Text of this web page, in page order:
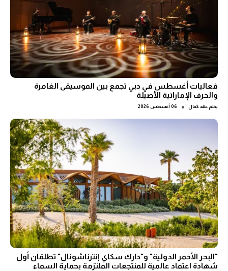
فعاليات أغسطس في دبي تجمع بين الموسيقى الغامرة
والحرف الإماراتية الأصيلة
بقلم عهد كمال ● 06 أغسطس 2026
"البحر الأحمر الدولية" و"دارك سكاي إنترناشونال" تطلقان أول
شهادة اعتماد عالمية للمنتجعات الملتزمة بحماية السماء